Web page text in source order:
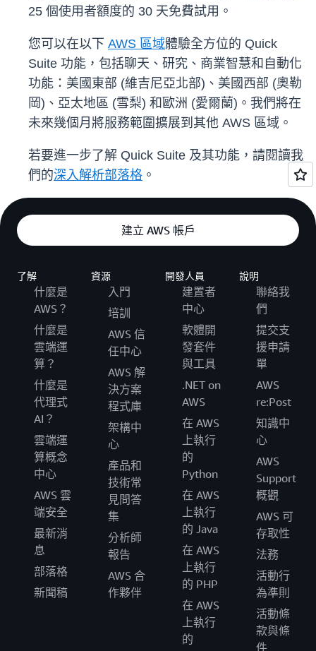
25 個使用者額度的 30 天免費試用。
您可以在以下 AWS 區域體驗全方位的 Quick
Suite 功能，包括聊天、研究、商業智慧和自動化
功能：美國東部 (維吉尼亞北部)、美國西部 (奧勒
岡)、亞太地區 (雪梨) 和歐洲 (愛爾蘭)。我們將在
未來幾個月將服務範圍擴展到其他 AWS 區域。
若要進一步了解 Quick Suite 及其功能，請閱讀我
們的深入解析部落格 。
建立 AWS 帳戶
了解
什麼是
AWS？
什麼是
雲端運
算？
什麼是
代理式
AI？
雲端運
算概念
中心
AWS 雲
端安全
最新消
息
部落格
新聞稿
資源
入門
培訓
AWS 信
任中心
AWS 解
決方案
程式庫
架構中
心
產品和
技術常
見問答
集
分析師
報告
AWS 合
作夥伴
開發人員
建置者
中心
軟體開
發套件
與工具
.NET on
AWS
在 AWS
上執行
的
Python
在 AWS
上執行
的 Java
在 AWS
上執行
的 PHP
在 AWS
上執行
的
說明
聯絡我
們
提交支
援申請
單
AWS
re:Post
知識中
心
AWS
Support
概觀
AWS 可
存取性
法務
活動行
為準則
活動條
款與條
件